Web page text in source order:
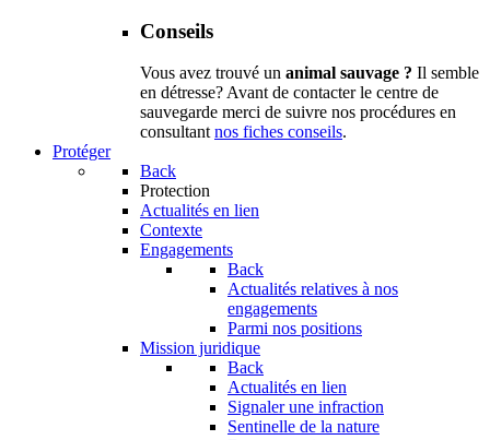
Conseils
Vous avez trouvé un animal sauvage ? Il semble
en détresse? Avant de contacter le centre de
sauvegarde merci de suivre nos procédures en
consultantnos fiches conseils.
Protéger
Back
Protection
Actualités en lien
Contexte
Engagements
Back
Actualités relatives à nos
engagements
Parmi nos positions
Mission juridique
Back
Actualités en lien
Signaler une infraction
Sentinelle de la nature